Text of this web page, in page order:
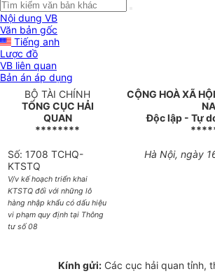
Nội dung VB
Văn bản gốc
Tiếng anh
Lược đồ
VB liên quan
Bản án áp dụng
BỘ TÀI CHÍNH
TỔNG CỤC HẢI
QUAN
********
CỘNG HOÀ XÃ
Độc lập - Tự
Số: 1708 TCHQ-
KTSTQ
V/v kế hoạch triển khai
KTSTQ đối với những lô
hàng nhập khẩu có dấu hiệu
vi phạm quy định tại Thông
tư số 08
Hà Nội, ngày
Kính gửi: Các cục hải quan tỉnh,